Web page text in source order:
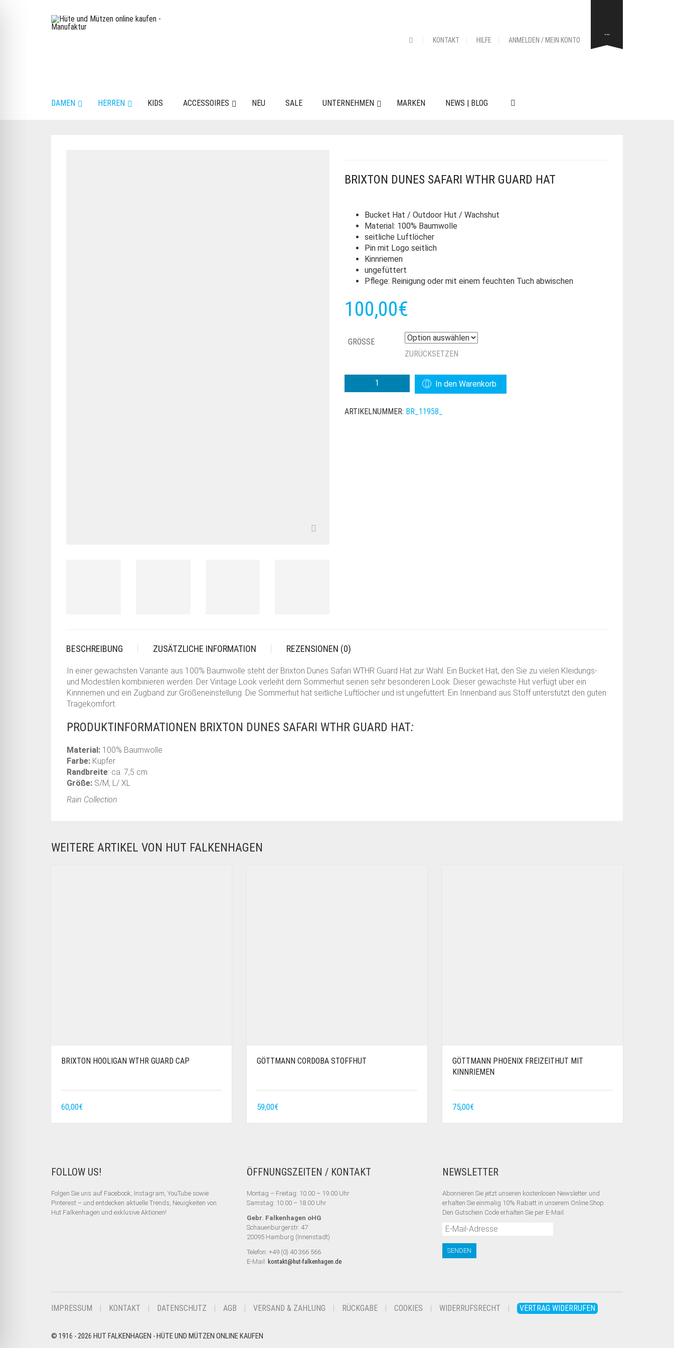
KONTAKT HILFE ANMELDEN / MEIN KONTO
…
DAMEN HERREN KIDS ACCESSOIRES NEU SALE UNTERNEHMEN MARKEN NEWS | BLOG
BRIXTON DUNES SAFARI WTHR GUARD HAT
Bucket Hat / Outdoor Hut / Wachshut
Material: 100% Baumwolle
seitliche Luftlöcher
Pin mit Logo seitlich
Kinnriemen
ungefüttert
Pflege: Reinigung oder mit einem feuchten Tuch abwischen
100,00€
GRÖSSE
ZURÜCKSETZEN
DUNES
WTHR
In den Warenkorb
ARTIKELNUMMER: BR_11958_
BESCHREIBUNG ZUSÄTZLICHE INFORMATION REZENSIONEN (0)
In einer gewachsten Variante aus 100% Baumwolle steht der Brixton Dunes Safari WTHR Guard Hat zur Wahl. Ein Bucket Hat, den Sie zu vielen Kleidungs-
und Modestilen kombinieren werden. Der Vintage Look verleiht dem Sommerhut seinen sehr besonderen Look. Dieser gewachste Hut verfügt über ein
Kinnriemen und ein Zugband zur Größeneinstellung. Die Sommerhut hat seitliche Luftlöcher und ist ungefüttert. Ein Innenband aus Stoff unterstützt den guten
Tragekomfort.
PRODUKTINFORMATIONEN BRIXTON DUNES SAFARI WTHR GUARD HAT:
Material: 100% Baumwolle
Farbe: Kupfer
Randbreite: ca. 7,5 cm
Größe: S/M, L/ XL
Rain Collection
WEITERE ARTIKEL VON HUT FALKENHAGEN
BRIXTON HOOLIGAN WTHR GUARD CAP
60,00€
GÖTTMANN CORDOBA STOFFHUT
59,00€
GÖTTMANN PHOENIX FREIZEITHUT MIT
KINNRIEMEN
75,00€
FOLLOW US!
Folgen Sie uns auf Facebook, Instagram, YouTube sowie
Pinterest – und entdecken aktuelle Trends, Neuigkeiten von
Hut Falkenhagen und exklusive Aktionen!
ÖFFNUNGSZEITEN / KONTAKT
Montag – Freitag: 10.00 – 19.00 Uhr
Samstag: 10.00 – 18.00 Uhr
Gebr. Falkenhagen oHG
Schauenburgerstr. 47
20095 Hamburg (Innenstadt)
Telefon: +49 (0) 40 366 566
E-Mail: kontakt@hut-falkenhagen.de
NEWSLETTER
Abonnieren Sie jetzt unseren kostenlosen Newsletter und
erhalten Sie einmalig 10% Rabatt in unserem Online Shop.
Den Gutschein Code erhalten Sie per E-Mail.
IMPRESSUM KONTAKT DATENSCHUTZ AGB VERSAND & ZAHLUNG RÜCKGABE COOKIES WIDERRUFSRECHT VERTRAG WIDERRUFEN
© 1916 - 2026 HUT FALKENHAGEN - HÜTE UND MÜTZEN ONLINE KAUFEN